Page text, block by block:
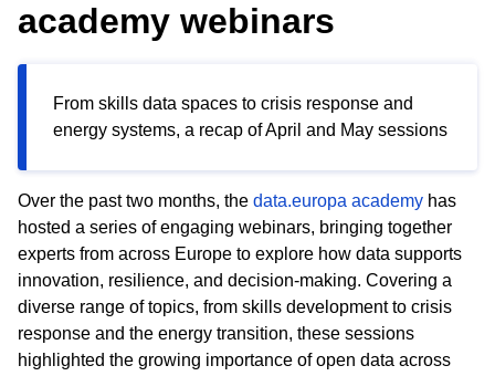
academy webinars
From skills data spaces to crisis response and
energy systems, a recap of April and May sessions
Over the past two months, the data.europa academy has
hosted a series of engaging webinars, bringing together
experts from across Europe to explore how data supports
innovation, resilience, and decision-making. Covering a
diverse range of topics, from skills development to crisis
response and the energy transition, these sessions
highlighted the growing importance of open data across